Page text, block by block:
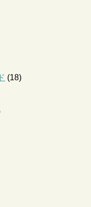
(18)